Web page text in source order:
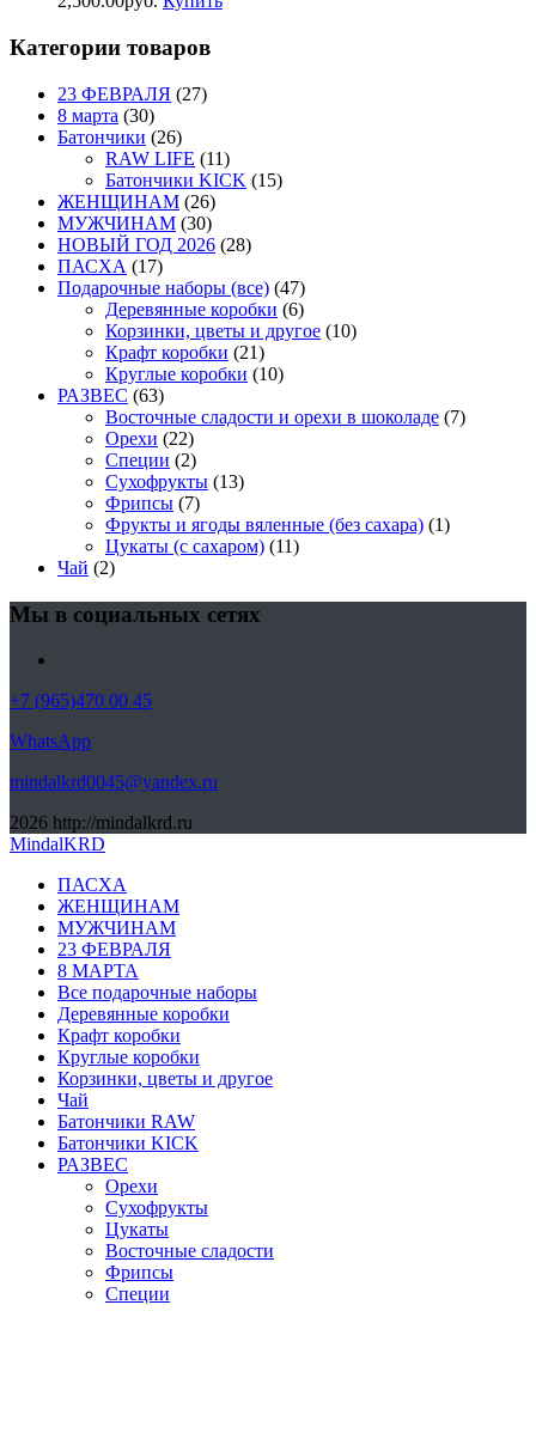
Категории товаров
23 ФЕВРАЛЯ (27)
8 марта (30)
Батончики (26)
RAW LIFE (11)
Батончики KICK (15)
ЖЕНЩИНАМ (26)
МУЖЧИНАМ (30)
НОВЫЙ ГОД 2026 (28)
ПАСХА (17)
Подарочные наборы (все) (47)
Деревянные коробки (6)
Корзинки, цветы и другое (10)
Крафт коробки (21)
Круглые коробки (10)
РАЗВЕС (63)
Восточные сладости и орехи в шоколаде (7)
Орехи (22)
Специи (2)
Сухофрукты (13)
Фрипсы (7)
Фрукты и ягоды вяленные (без сахара) (1)
Цукаты (с сахаром) (11)
Чай (2)
Мы в социальных сетях
+7 (965)470 00 45
WhatsApp
mindalkrd0045@yandex.ru
2026 http://mindalkrd.ru
MindalKRD
ПАСХА
ЖЕНЩИНАМ
МУЖЧИНАМ
23 ФЕВРАЛЯ
8 МАРТА
Все подарочные наборы
Деревянные коробки
Крафт коробки
Круглые коробки
Корзинки, цветы и другое
Чай
Батончики RAW
Батончики KICK
РАЗВЕС
Орехи
Сухофрукты
Цукаты
Восточные сладости
Фрипсы
Специи